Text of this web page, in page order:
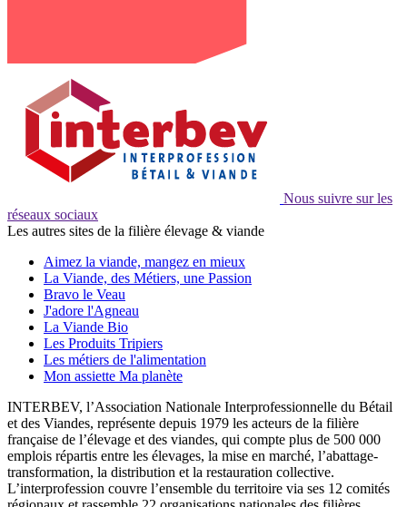
Nous suivre sur les
réseaux sociaux
Les autres sites de la filière élevage & viande
Aimez la viande, mangez en mieux
La Viande, des Métiers, une Passion
Bravo le Veau
J'adore l'Agneau
La Viande Bio
Les Produits Tripiers
Les métiers de l'alimentation
Mon assiette Ma planète
INTERBEV, l’Association Nationale Interprofessionnelle du Bétail
et des Viandes, représente depuis 1979 les acteurs de la filière
française de l’élevage et des viandes, qui compte plus de 500 000
emplois répartis entre les élevages, la mise en marché, l’abattage-
transformation, la distribution et la restauration collective.
L’interprofession couvre l’ensemble du territoire via ses 12 comités